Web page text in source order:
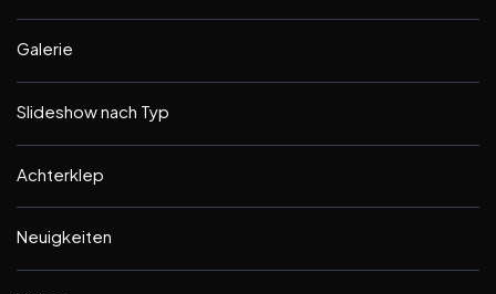
Galerie
Slideshow nach Typ
Achterklep
Neuigkeiten